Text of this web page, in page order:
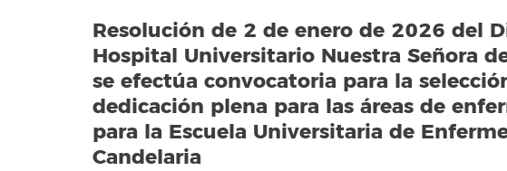
Resolución de 2 de enero de 2026 del
Hospital Universitario Nuestra Señora
se efectúa convocatoria para la
dedicación plena para las áreas de
para la Escuela Universitaria de
Candelaria